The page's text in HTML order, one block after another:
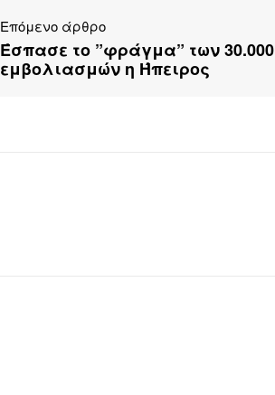
Επόμενο άρθρο
Έσπασε το ”φράγμα” των 30.000
εμβολιασμών η Ήπειρος